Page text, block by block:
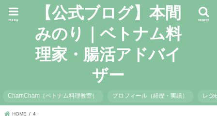
【公式ブログ】本間
みのり｜ベトナム料
理家・腸活アドバイ
ザー
search
menu
ChamCham（ベトナム料理教室） プロフィール（経歴・実績） レシ
HOME 4